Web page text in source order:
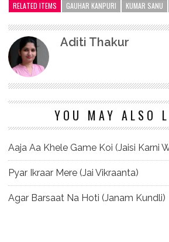
RELATED ITEMS GAUHAR KANPURI KUMAR SANU
Aditi Thakur
YOU MAY ALSO
Aaja Aa Khele Game Koi (Jaisi Karni
Pyar Ikraar Mere (Jai Vikraanta)
Agar Barsaat Na Hoti (Janam Kundli)